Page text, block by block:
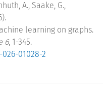
A., Saake, G.,
learning on graphs.
6, 1-345.
01028-2